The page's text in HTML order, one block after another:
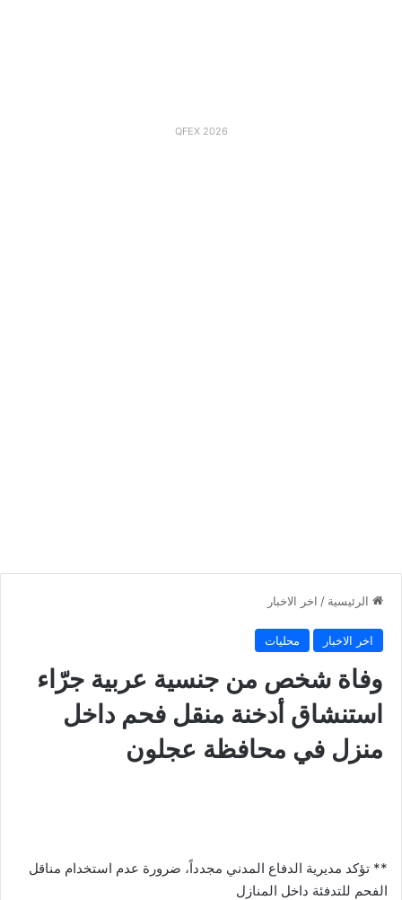
QFEX 2026
الرئيسية / اخر الاخبار
اخر الاخبار محليات
وفاة شخص من جنسية عربية جرّاء
استنشاق أدخنة منقل فحم داخل
منزل في محافظة عجلون
** تؤكد مديرية الدفاع المدني مجدداً، ضرورة عدم استخدام مناقل
الفحم للتدفئة داخل المنازل